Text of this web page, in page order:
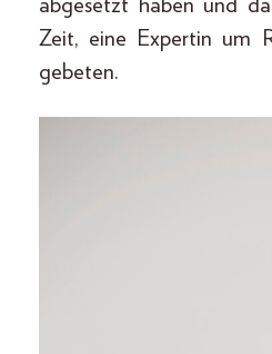
abgesetzt haben und
Zeit, eine Expertin um
gebeten.